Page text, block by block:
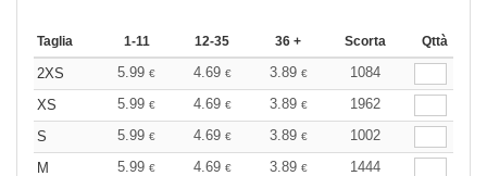
Taglia 1-11 12-35 36 + Scorta Qttà
2XS 5.99 € 4.69 € 3.89 €
1084
XS
5.99 € 4.69 € 3.89 €
1962
S
5.99 € 4.69 € 3.89 €
1002
M
5.99 € 4.69 € 3.89 €
1444